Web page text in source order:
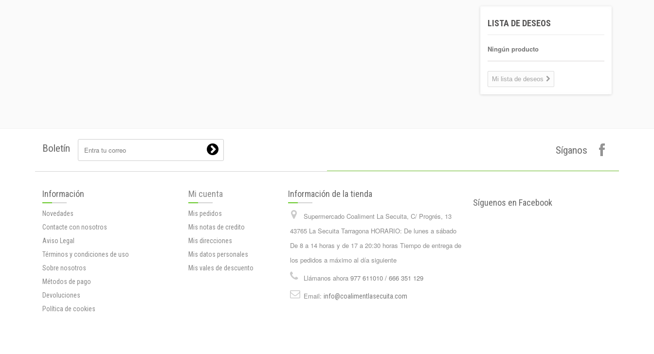
L
Lata 33cl
Lata 33cl
0,75 €
kgrs...
1,50 €
FORMATO:
GARRAFA...
LISTA DE DESEOS
Ningún producto
Mi lista de deseos
Boletín Síganos
Información
Novedades
Contacte con nosotros
Aviso Legal
Términos y condiciones de uso
Sobre nosotros
Métodos de pago
Devoluciones
Política de cookies
Mi cuenta
Mis pedidos
Mis notas de credito
Mis direcciones
Mis datos personales
Mis vales de descuento
Información de la tienda
Supermercado Coaliment La Secuita, C/ Progrés, 13
43765 La Secuita Tarragona HORARIO: De lunes a sábado
De 8 a 14 horas y de 17 a 20:30 horas Tiempo de entrega de
los pedidos a máximo al día siguiente
Llámanos ahora 977 611010 / 666 351 129
Email: info@coalimentlasecuita.com
Síguenos en Facebook